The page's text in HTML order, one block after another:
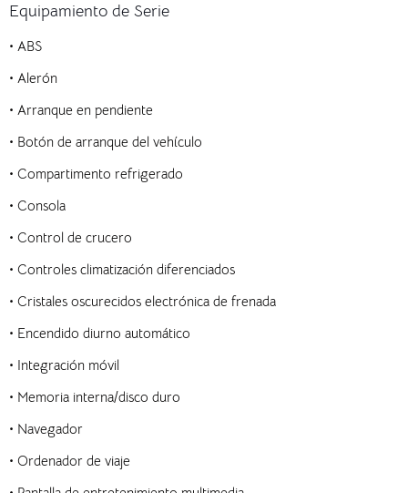
Equipamiento de Serie
• ABS
• Alerón
• Arranque en pendiente
• Botón de arranque del vehículo
• Compartimento refrigerado
• Consola
• Control de crucero
• Controles climatización diferenciados
• Cristales oscurecidos electrónica de frenada
• Encendido diurno automático
• Integración móvil
• Memoria interna/disco duro
• Navegador
• Ordenador de viaje